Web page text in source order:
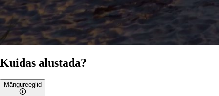
Kuidas alustada?
Mängureeglid